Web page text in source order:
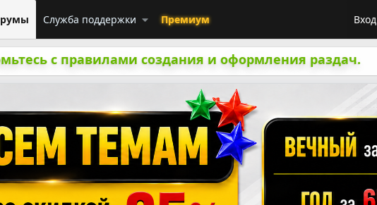
Служба поддержки Премиум Вход
с правилами создания и оформления раздач.